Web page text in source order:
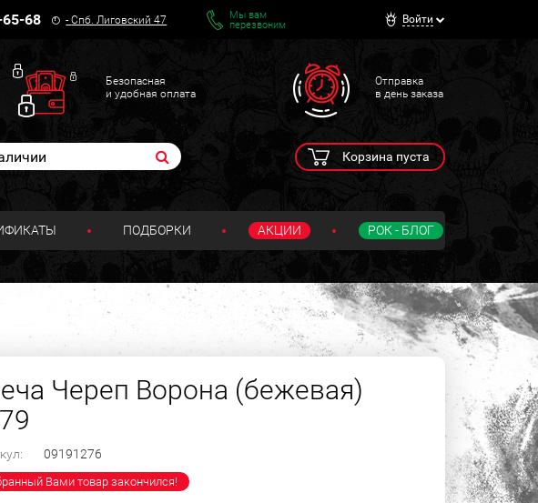
68 -Спб. Лиговский 47
Мы вам
перезвоним
Войти
Безопасная
и удобная оплата
Отправка
в день заказа
Корзина пуста
ПОДБОРКИ АКЦИИ РОК - БЛОГ
Череп Ворона (бежевая)
09191276
Вами товар закончился!